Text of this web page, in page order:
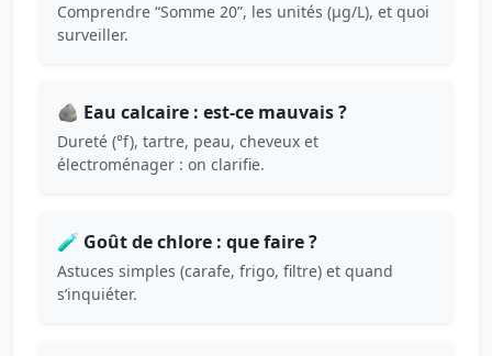
Comprendre “Somme 20”, les unités (µg/L), et quoi
surveiller.
🪨 Eau calcaire : est-ce mauvais ?
Dureté (°f), tartre, peau, cheveux et
électroménager : on clarifie.
🧪 Goût de chlore : que faire ?
Astuces simples (carafe, frigo, filtre) et quand
s’inquiéter.